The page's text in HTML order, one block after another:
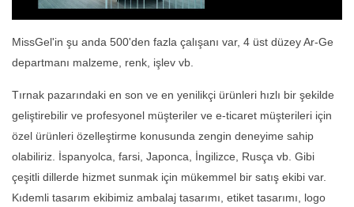
MissGel'in şu anda 500'den fazla çalışanı var, 4 üst düzey Ar-Ge
departmanı malzeme, renk, işlev vb.
Tırnak pazarındaki en son ve en yenilikçi ürünleri hızlı bir şekilde
geliştirebilir ve profesyonel müşteriler ve e-ticaret müşterileri için
özel ürünleri özelleştirme konusunda zengin deneyime sahip
olabiliriz. İspanyolca, farsi, Japonca, İngilizce, Rusça vb. Gibi
çeşitli dillerde hizmet sunmak için mükemmel bir satış ekibi var.
Kıdemli tasarım ekibimiz ambalaj tasarımı, etiket tasarımı, logo